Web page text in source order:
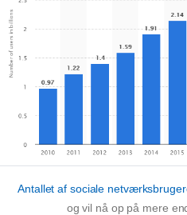
Antallet af sociale
og vil nå op på mere